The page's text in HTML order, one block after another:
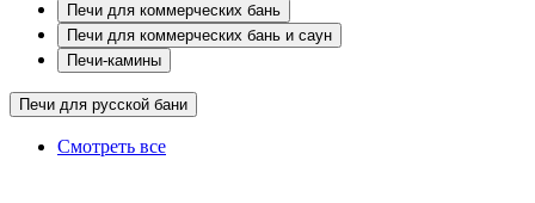
Печи для коммерческих бань
Печи для коммерческих бань и саун
Печи-камины
Печи для русской бани
Смотреть все